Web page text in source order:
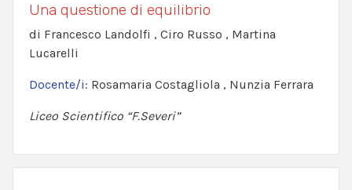
Una questione di equilibrio
di Francesco Landolfi , Ciro Russo , Martina
Lucarelli
Docente/i: Rosamaria Costagliola , Nunzia Ferrara
Liceo Scientifico “F.Severi”